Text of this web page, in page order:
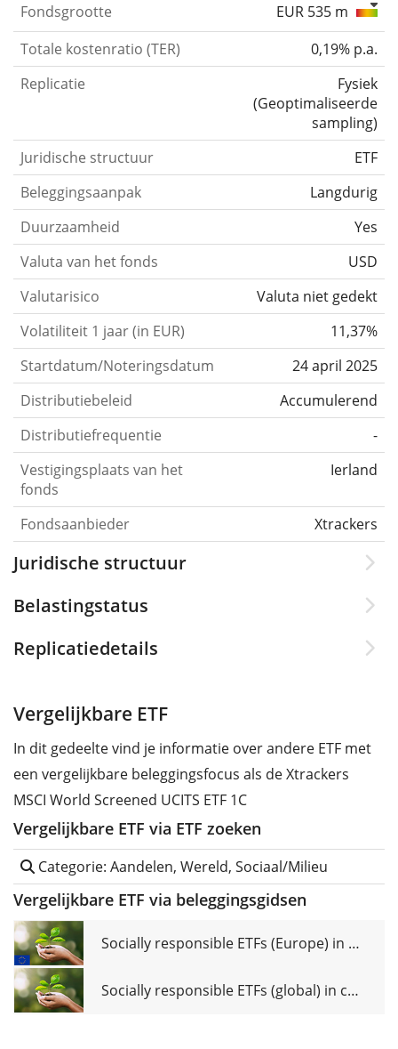
Fondsgrootte
EUR 535 m
Totale kostenratio (TER)
0,19% p.a.
Replicatie
Fysiek
(Geoptimaliseerde
sampling)
Juridische structuur
ETF
Beleggingsaanpak
Langdurig
Duurzaamheid
Yes
Valuta van het fonds
USD
Valutarisico
Valuta niet gedekt
Volatiliteit 1 jaar (in EUR)
11,37%
Startdatum/Noteringsdatum
24 april 2025
Distributiebeleid
Accumulerend
Distributiefrequentie
-
Vestigingsplaats van het
fonds
Ierland
Fondsaanbieder Xtrackers
Juridische structuur
Belastingstatus
Replicatiedetails
Vergelijkbare ETF
In dit gedeelte vind je informatie over andere ETF met
een vergelijkbare beleggingsfocus als de Xtrackers
MSCI World Screened UCITS ETF 1C
Vergelijkbare ETF via ETF zoeken
Categorie: Aandelen, Wereld, Sociaal/Milieu
Vergelijkbare ETF via beleggingsgidsen
Socially responsible ETFs (Europe) in comparison
Socially responsible ETFs (global) in comparison